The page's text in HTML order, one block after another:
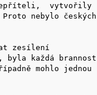
nepříteli, vytvořily
nebylo českých
zesílení
každá brannost
mohlo jednou